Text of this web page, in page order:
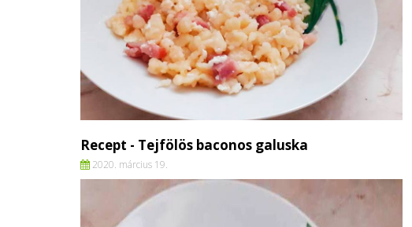
Recept - Tejfölös baconos galuska
2020. március 19.